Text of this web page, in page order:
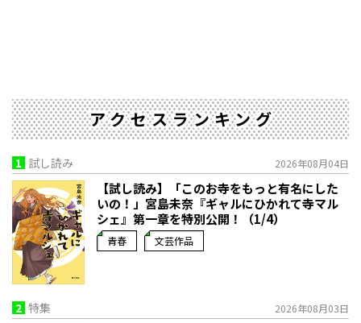
アクセスランキング
1 試し読み 2026年08月04日
【試し読み】「このお寺をもっと有名にした
いの！」宮島未奈『ギャルにひかれて寺マル
シェ』第一章を特別公開！（1/4）
青春 文芸作品
2 特集 2026年08月03日